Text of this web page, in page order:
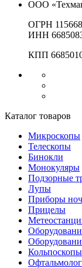
ООО
ОГРН
ИНН
КПП
Каталог товаров
Микроскопы
Телескопы
Бинокли
Монокуляры
Подзорные
Лупы
Приборы
Прицелы
Кольпоскопы